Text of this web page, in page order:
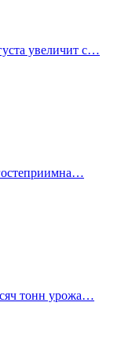
увеличит с…
тонн урожа…